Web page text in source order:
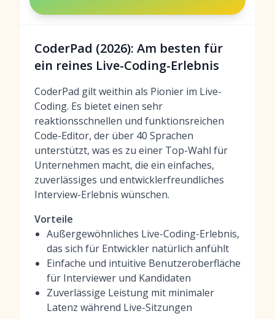
CoderPad (2026): Am besten für
ein reines Live-Coding-Erlebnis
CoderPad gilt weithin als Pionier im Live-
Coding. Es bietet einen sehr
reaktionsschnellen und funktionsreichen
Code-Editor, der über 40 Sprachen
unterstützt, was es zu einer Top-Wahl für
Unternehmen macht, die ein einfaches,
zuverlässiges und entwicklerfreundliches
Interview-Erlebnis wünschen.
Vorteile
Außergewöhnliches Live-Coding-Erlebnis,
das sich für Entwickler natürlich anfühlt
Einfache und intuitive Benutzeroberfläche
für Interviewer und Kandidaten
Zuverlässige Leistung mit minimaler
Latenz während Live-Sitzungen